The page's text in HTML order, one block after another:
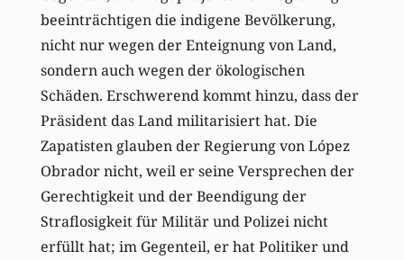
beeinträchtigen die indigene Bevölkerung,
nicht nur wegen der Enteignung von Land,
sondern auch wegen der ökologischen
Schäden. Erschwerend kommt hinzu, dass der
Präsident das Land militarisiert hat. Die
Zapatisten glauben der Regierung von López
Obrador nicht, weil er seine Versprechen der
Gerechtigkeit und der Beendigung der
Straflosigkeit für Militär und Polizei nicht
erfüllt hat; im Gegenteil, er hat Politiker und